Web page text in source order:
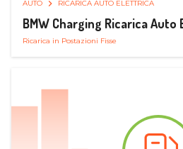
AUTO RICARICA AUTO ELETTRICA
BMW Charging Ricarica Auto
Ricarica in Postazioni Fisse